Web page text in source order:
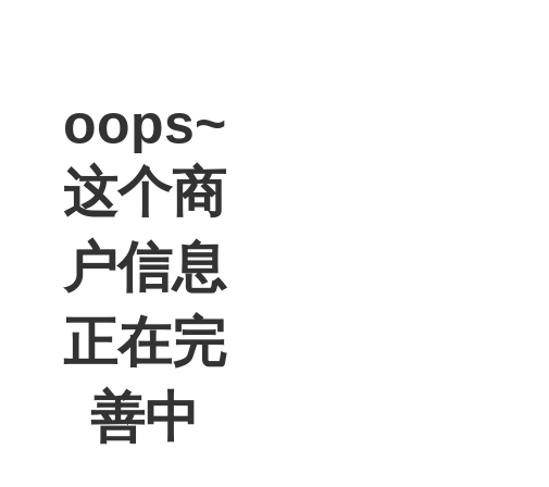
oops~
这个商
户信息
正在完
善中